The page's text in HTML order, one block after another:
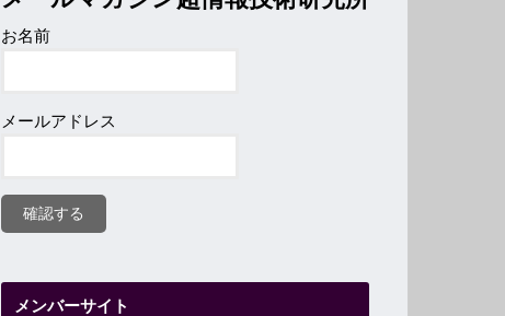
お名前
メールアドレス
メンバーサイト